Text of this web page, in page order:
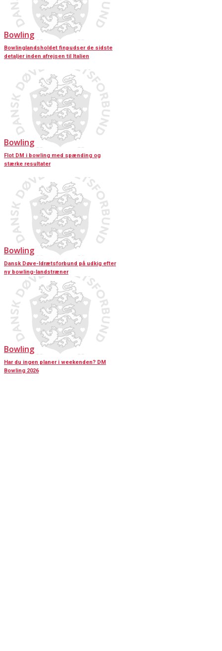
Bowling
Bowlinglandsholdet finpudser de sidste
detaljer inden afrejsen til Italien
Bowling
Flot DM i bowling med spænding og
stærke resultater
Bowling
Dansk Døve-Idrætsforbund på udkig efter
ny bowling-landstræner
Bowling
Har du ingen planer i weekenden? DM
Bowling 2026